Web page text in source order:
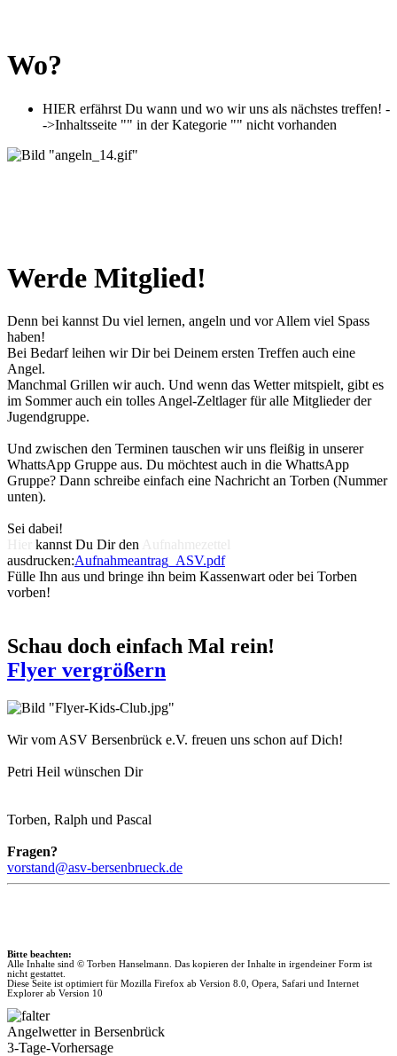
Wo?
HIER erfährst Du wann und wo wir uns als nächstes treffen! -
->Inhaltsseite "" in der Kategorie "" nicht vorhanden
Werde Mitglied!
Denn bei kannst Du viel lernen, angeln und vor Allem viel Spass
haben!
Bei Bedarf leihen wir Dir bei Deinem ersten Treffen auch eine
Angel.
Manchmal Grillen wir auch. Und wenn das Wetter mitspielt, gibt es
im Sommer auch ein tolles Angel-Zeltlager für alle Mitglieder der
Jugendgruppe.
Und zwischen den Terminen tauschen wir uns fleißig in unserer
WhattsApp Gruppe aus. Du möchtest auch in die WhattsApp
Gruppe? Dann schreibe einfach eine Nachricht an Torben (Nummer
unten).
Sei dabei!
kannst Du Dir den
ausdrucken:Aufnahmeantrag_ASV.pdf
Fülle Ihn aus und bringe ihn beim Kassenwart oder bei Torben
vorben!
Schau doch einfach Mal rein!
Flyer vergrößern
Wir vom ASV Bersenbrück e.V. freuen uns schon auf Dich!
Petri Heil wünschen Dir
Torben, Ralph und Pascal
Fragen?
vorstand@asv-bersenbrueck.de
Bitte beachten:
Alle Inhalte sind © Torben Hanselmann. Das kopieren der Inhalte in irgendeiner Form ist
nicht gestattet.
Diese Seite ist optimiert für Mozilla Firefox ab Version 8.0, Opera, Safari und Internet
Explorer ab Version 10
Angelwetter in Bersenbrück
3-Tage-Vorhersage